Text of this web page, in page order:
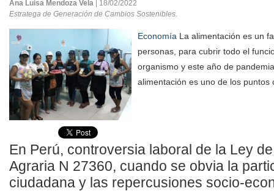
Ana Luisa Mendoza Vela
| 18/02/2022
Estratega de Generación de Cambios Sostenibles.
Economía La alimentación es un
personas, para cubrir todo el
organismo y este año de
alimentación es uno de los puntos
En Perú, controversia laboral de la Ley
Agraria N 27360, cuando se obvia la
ciudadana y las repercusiones socio-